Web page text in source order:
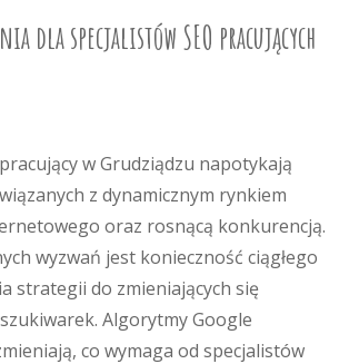
dla specjalistów SEO pracujących
w Grudziądzu napotykają
z dynamicznym rynkiem
oraz rosnącą konkurencją.
wyzwań jest konieczność ciągłego
strategii do zmieniających się
Algorytmy Google
co wymaga od specjalistów